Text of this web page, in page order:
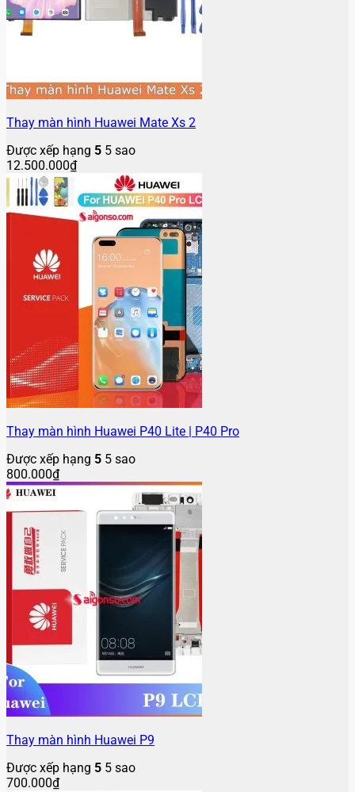
Thay màn hình Huawei Mate Xs 2
Được xếp hạng 5 5 sao
12.500.000₫
Thay màn hình Huawei P40 Lite | P40 Pro
Được xếp hạng 5 5 sao
800.000₫
Thay màn hình Huawei P9
Được xếp hạng 5 5 sao
700.000₫